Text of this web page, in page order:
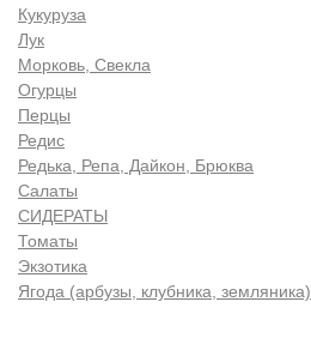
Кукуруза
Лук
Морковь, Свекла
Огурцы
Перцы
Редис
Редька, Репа, Дайкон, Брюква
Салаты
СИДЕРАТЫ
Томаты
Экзотика
Ягода (арбузы, клубника, земляника)